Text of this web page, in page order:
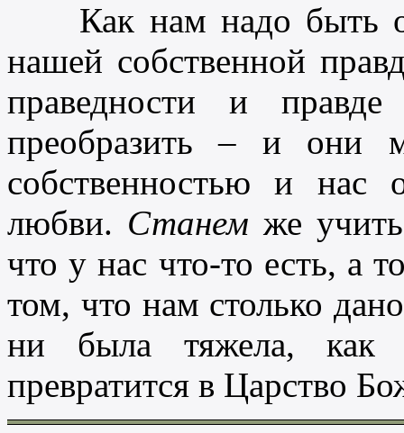
Как нам надо быть
нашей собственной
праведности и
преобразить – и они
собственностью и нас
любви. Станем же
что у нас что-то есть, а
том, что нам столько
ни была тяжела,
превратится в Царство